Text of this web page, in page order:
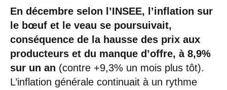
En décembre selon l’INSEE, l’inflation sur
le bœuf et le veau se poursuivait,
conséquence de la hausse des prix aux
producteurs et du manque d’offre, à 8,9%
sur un an (contre +9,3% un mois plus tôt).
L’inflation générale continuait à un rythme